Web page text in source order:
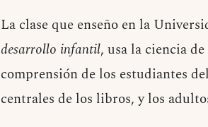
La clase que enseño en la
desarrollo infantil, usa la ciencia
comprensión de los estudiantes
centrales de los libros, y los